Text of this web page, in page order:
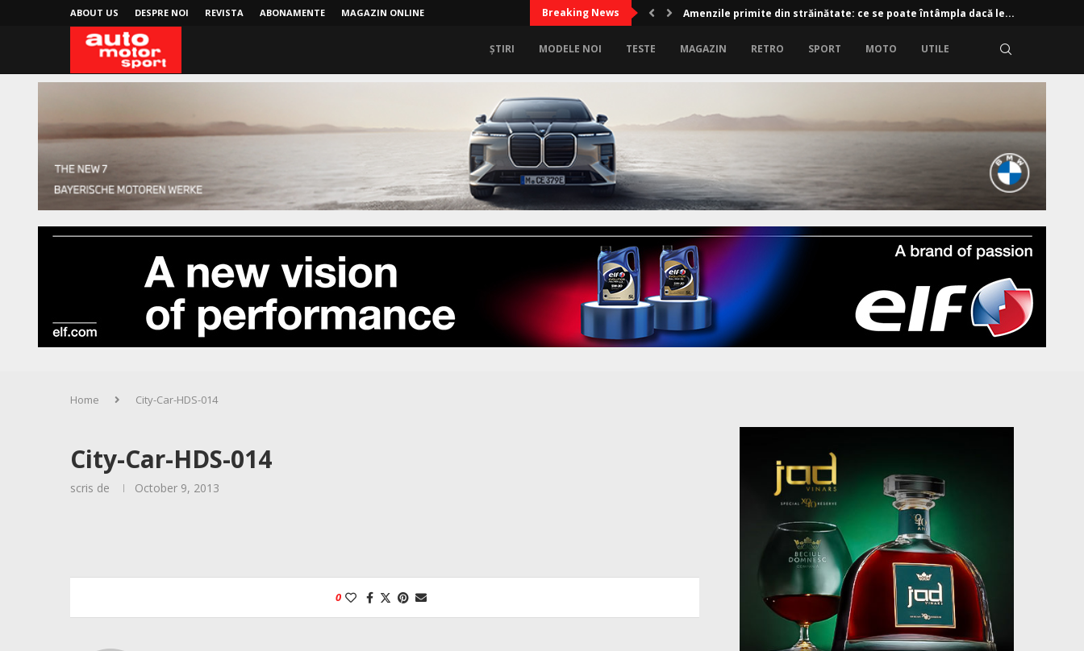
ABOUT US DESPRE NOI REVISTA ABONAMENTE MAGAZIN ONLINE Breaking News Amenzile primite din străinătate: ce se poate întâmpla dacă le...
ȘTIRI MODELE NOI TESTE MAGAZIN RETRO SPORT MOTO UTILE
Home City-Car-HDS-014
City-Car-HDS-014
scris de October 9, 2013
0